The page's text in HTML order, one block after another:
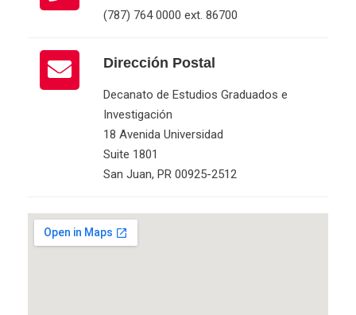
(787) 764 0000 ext. 86700
Dirección Postal
Decanato de Estudios Graduados e
Investigación
18 Avenida Universidad
Suite 1801
San Juan, PR 00925-2512